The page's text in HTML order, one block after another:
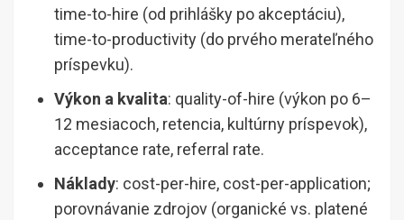
time-to-hire (od prihlášky po akceptáciu),
time-to-productivity (do prvého merateľného
príspevku).
Výkon a kvalita: quality-of-hire (výkon po 6–
12 mesiacoch, retencia, kultúrny príspevok),
acceptance rate, referral rate.
Náklady: cost-per-hire, cost-per-application;
porovnávanie zdrojov (organické vs. platené